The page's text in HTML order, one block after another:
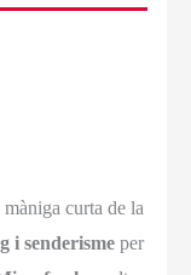
curta de la
i senderisme per